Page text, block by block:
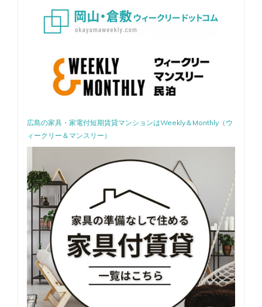
広島の家具・家電付短期賃貸マンションはWeekly＆Monthly（ウ
ィークリー＆マンスリー）